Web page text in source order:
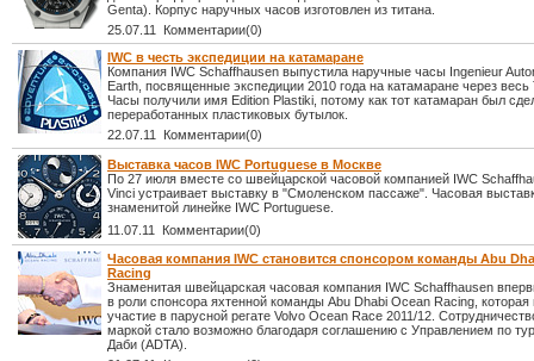
Genta). Корпус наручных часов изготовлен из титана.
25.07.11 Комментарии(0)
IWC в честь экспедиции на катамаране
Компания IWC Schaffhausen выпустила наручные часы Ingenieur
Earth, посвященные экспедиции 2010 года на катамаране через весь
Часы получили имя Edition Plastiki, потому как тот катамаран был
переработанных пластиковых бутылок.
22.07.11 Комментарии(0)
Выставка часов IWC Portuguese в Москве
По 27 июля вместе со швейцарской часовой компанией IWC
Vinci устраивает выставку в "Смоленском пассаже". Часовая
знаменитой линейке IWC Portuguese.
11.07.11 Комментарии(0)
Часовая компания IWC становится спонсором команды Abu
Racing
Знаменитая швейцарская часовая компания IWC Schaffhausen
в роли спонсора яхтенной команды Abu Dhabi Ocean Racing, которая
участие в парусной регате Volvo Ocean Race 2011/12.
маркой стало возможно благодаря соглашению с Управлением по
Даби (ADTA).